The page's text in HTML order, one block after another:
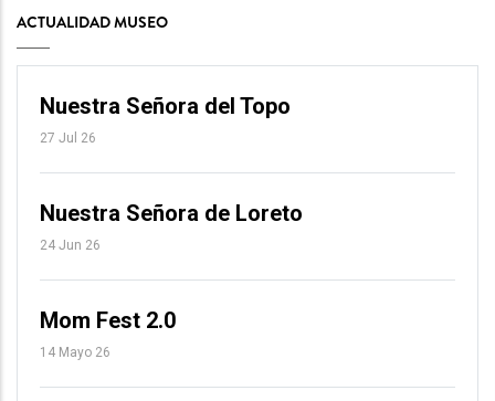
ACTUALIDAD MUSEO
Nuestra Señora del Topo
27 Jul 26
Nuestra Señora de Loreto
24 Jun 26
Mom Fest 2.0
14 Mayo 26